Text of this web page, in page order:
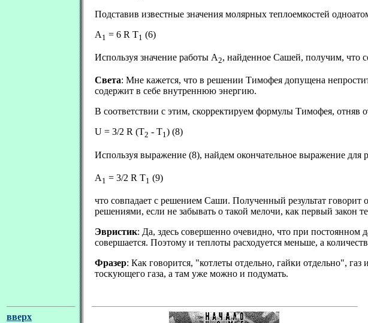
Подставив известные значения молярных теплоемкостей
А 1 = 6 R T1 (6)
Используя значение работы А2, найденное Сашей, получим, что
Света: Мне кажется, что в решении Тимофея допущена
содержит в себе внутреннюю энергию.
В соответствии с этим, скорректируем формулы Тимофея,
U = 3/2 R (T2 - T1) (8)
Используя выражение (8), найдем окончательное выражение для
А 1 = 3/2 R T1 (9)
что совпадает с решением Саши. Полученный результат
решениями, если не забывать о такой мелочи, как первый закон
Эвристик: Да, здесь совершенно очевидно, что при постоянном
совершается. Поэтому и теплоты расходуется меньше, а
Фразер: Как говорится, "котлеты отдельно, гайки отдельно",
тоскующего газа, а там уже можно и подумать.
вверх